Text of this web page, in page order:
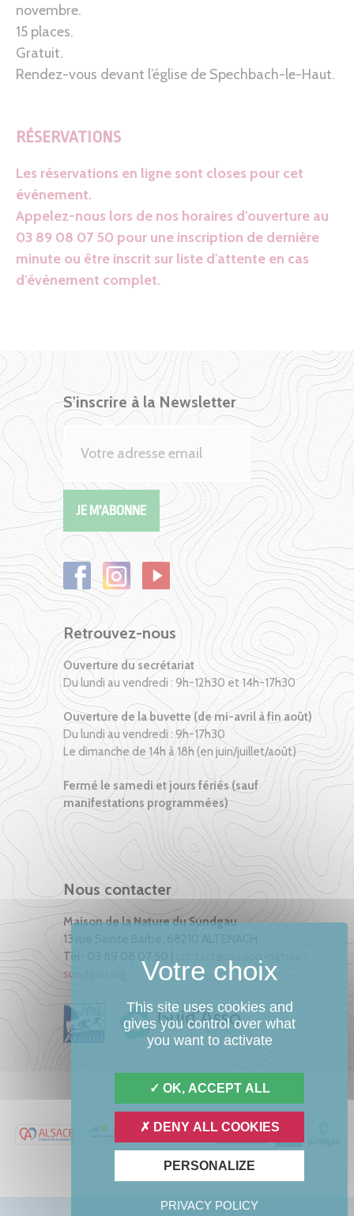
novembre.
15 places.
Gratuit.
Rendez-vous devant l’église de Spechbach-le-Haut.
RÉSERVATIONS
Les réservations en ligne sont closes pour cet
événement.
Appelez-nous lors de nos horaires d'ouverture au
03 89 08 07 50 pour une inscription de dernière
minute ou être inscrit sur liste d'attente en cas
d'évènement complet.
S'inscrire à la Newsletter
Retrouvez-nous
Ouverture du secrétariat
Du lundi au vendredi : 9h-12h30 et 14h-17h30
Ouverture de la buvette (de mi-avril à fin août)
Du lundi au vendredi : 9h-17h30
Le dimanche de 14h à 18h (en juin/juillet/août)
Fermé le samedi et jours fériés (sauf
manifestations programmées)
Nous contacter
Maison de la Nature du Sundgau
13 rue Sainte Barbe, 68210 ALTENACH
Tél : 03 89 08 07 50 |
sundgau.org
This site uses cookies and
gives you control over what
you want to activate
OK, ACCEPT ALL
DENY ALL COOKIES
PERSONALIZE
PRIVACY POLICY